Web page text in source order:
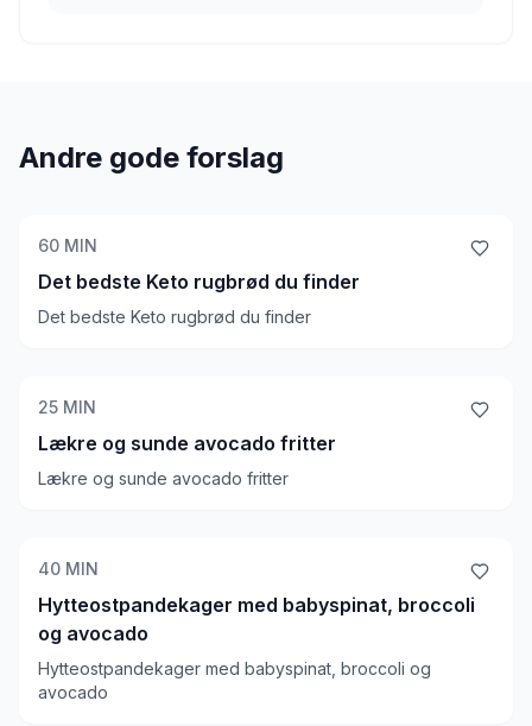
Andre gode forslag
60 MIN
Det bedste Keto rugbrød du finder
Det bedste Keto rugbrød du finder
25 MIN
Lækre og sunde avocado fritter
Lækre og sunde avocado fritter
40 MIN
Hytteostpandekager med babyspinat, broccoli
og avocado
Hytteostpandekager med babyspinat, broccoli og
avocado